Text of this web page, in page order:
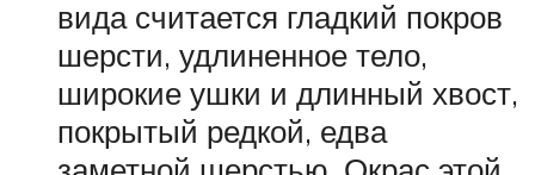
вида считается гладкий покров
шерсти, удлиненное тело,
широкие ушки и длинный хвост,
покрытый редкой, едва